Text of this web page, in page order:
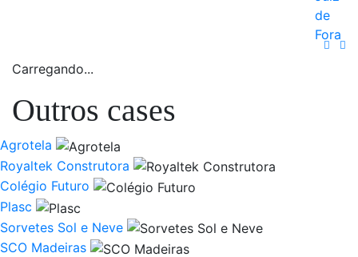
Carregando...
Outros cases
Agrotela
Royaltek Construtora
Colégio Futuro
Plasc
Sorvetes Sol e Neve
SCO Madeiras